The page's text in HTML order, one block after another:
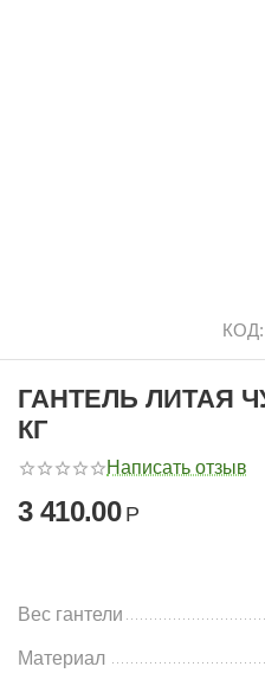
КОД:
ГАНТЕЛЬ ЛИТАЯ
КГ
Написать отзыв
3 410.00 Р
Вес гантели
Материал